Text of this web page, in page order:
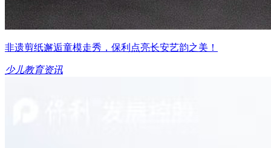
非遗剪纸邂逅童模走秀，保利点亮长安艺韵之美！
少儿教育资讯